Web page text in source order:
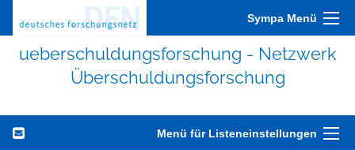
Sympa Menü
ueberschuldungsforschung - Netzwerk
Überschuldungsforschung
Menü für Listeneinstellungen